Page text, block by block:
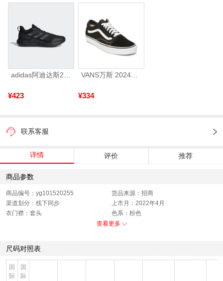
¥423 ¥334
联系客服
详情 评价 推荐
商品参数
商品编号：yg101520255
货品来源：招商
渠道划分：线下同步
上市月：2022年4月
衣门襟：套头
色系：粉色
版型：标准
查看更多
尺码对照表
国
际
国
际